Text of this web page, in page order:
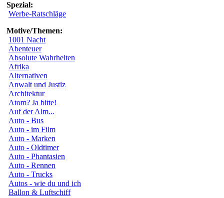
Spezial:
Werbe-Ratschläge
Motive/Themen:
1001 Nacht
Abenteuer
Absolute Wahrheiten
Afrika
Alternativen
Anwalt und Justiz
Architektur
Atom? Ja bitte!
Auf der Alm...
Auto - Bus
Auto - im Film
Auto - Marken
Auto - Oldtimer
Auto - Phantasien
Auto - Rennen
Auto - Trucks
Autos - wie du und ich
Ballon & Luftschiff